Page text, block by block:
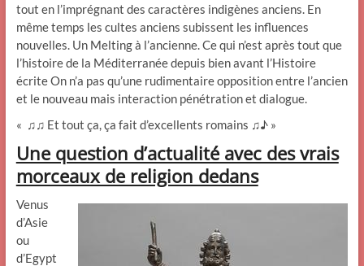
tout en l’imprégnant des caractères indigènes anciens. En
même temps les cultes anciens subissent les influences
nouvelles. Un Melting à l’ancienne. Ce qui n’est après tout que
l’histoire de la Méditerranée depuis bien avant l’Histoire
écrite On n’a pas qu’une rudimentaire opposition entre l’ancien
et le nouveau mais interaction pénétration et dialogue.
« ♫♫ Et tout ça, ça fait d’excellents romains ♫♪ »
Une question d’actualité avec des vrais
morceaux de religion dedans
Venus
d’Asie
ou
d’Egypt